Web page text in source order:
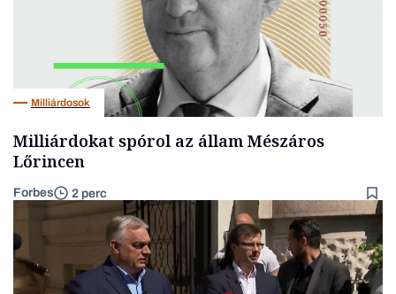
Milliárdosok
Milliárdokat spórol az állam Mészáros
Lőrincen
Forbes 2 perc